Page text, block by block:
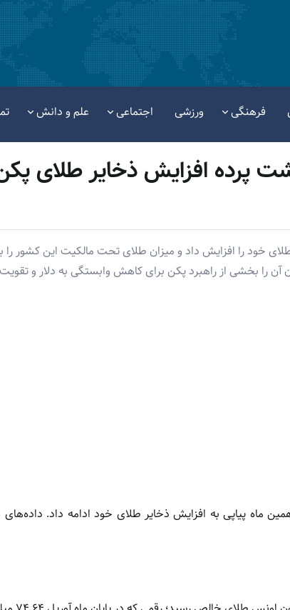
فرهنگی ورزشی اجتماعی علم و دانش
پرده افزایش ذخایر طلای
خود را افزایش داد و میزان طلای تحت مالکیت این کشور را
آن را بخشی از راهبرد پکن برای کاهش وابستگی به دلار و تقویت
ماه پیاپی به افزایش ذخایر طلای خود ادامه داد.